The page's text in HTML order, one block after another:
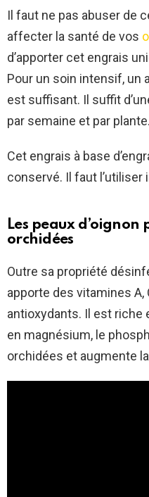
Il faut ne pas abuser de
affecter la santé de vos
d’apporter cet engrais
Pour un soin intensif, un
est suffisant. Il suffit
par semaine et par plante.
Cet engrais à base
conservé. Il faut
Les peaux
orchidées
Outre sa propriété
apporte des vitamines A,
antioxydants. Il est riche
en magnésium, le
orchidées et augmente